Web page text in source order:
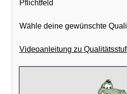
Pflichtfeld
Wähle deine gewünschte
Videoanleitung zu